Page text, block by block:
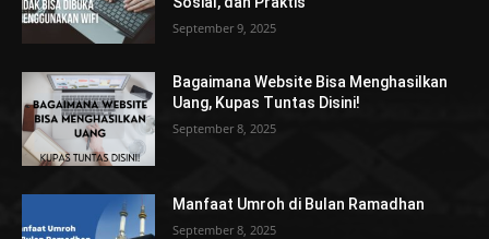
September 9, 2025
Bagaimana Website Bisa Menghasilkan
Uang, Kupas Tuntas Disini!
September 8, 2025
Manfaat Umroh di Bulan Ramadhan
September 8, 2025